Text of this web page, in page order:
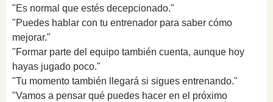
"Es normal que estés decepcionado."
"Puedes hablar con tu entrenador para saber cómo
mejorar."
"Formar parte del equipo también cuenta, aunque hoy
hayas jugado poco."
"Tu momento también llegará si sigues entrenando."
"Vamos a pensar qué puedes hacer en el próximo